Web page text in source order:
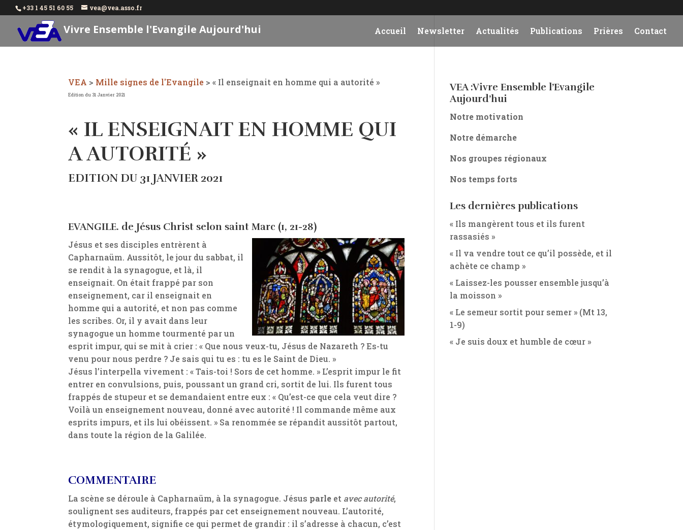
+33 1 45 51 60 55 vea@vea.asso.fr
Vivre Ensemble l'Evangile Aujourd'hui Accueil Newsletter Actualités Publications Prières Contact
VEA > Mille signes de l'Evangile >« Il enseignait en homme qui a autorité »
Edition du 31 Janvier 2021
« IL ENSEIGNAIT EN HOMME QUI
A AUTORITÉ »
EDITION DU 31 JANVIER 2021
EVANGILE​. de Jésus Christ selon saint Marc (1, 21-28)
​Jésus et ses disciples entrèrent à
Capharnaüm. Aussitôt, le jour du sabbat, il
se rendit à la synagogue, et là, il
enseignait. On était frappé par son
enseignement, car il enseignait en
homme qui a autorité, et non pas comme
les scribes. Or, il y avait dans leur
synagogue un homme tourmenté par un
esprit impur, qui se mit à crier : « Que nous veux-tu, Jésus de Nazareth ? Es-tu
venu pour nous perdre ? Je sais qui tu es : tu es le Saint de Dieu. »
Jésus l’interpella vivement : « Tais-toi ! Sors de cet homme. » L’esprit impur le fit
entrer en convulsions, puis, poussant un grand cri, sortit de lui. Ils furent tous
frappés de stupeur et se demandaient entre eux : « Qu’est-ce que cela veut dire ?
Voilà un enseignement nouveau, donné avec autorité ! Il commande même aux
esprits impurs, et ils lui obéissent. » Sa renommée se répandit aussitôt partout,
dans toute la région de la Galilée.
COMMENTAIRE
La scène se déroule à Capharnaüm, à la synagogue. Jésus parle et avec autorité,
soulignent ses auditeurs, frappés par cet enseignement nouveau. L’autorité,
étymologiquement, signifie ce qui permet de grandir : il s’adresse à chacun, c’est
VEA :Vivre Ensemble l’Evangile
Aujourd’hui
Notre motivation
Notre démarche
Nos groupes régionaux
Nos temps forts
Les dernières publications
« Ils mangèrent tous et ils furent
rassasiés »
« Il va vendre tout ce qu’il possède, et il
achète ce champ »
« Laissez-les pousser ensemble jusqu’à
la moisson »
« Le semeur sortit pour semer » (Mt 13,
1-9)
« Je suis doux et humble de cœur »